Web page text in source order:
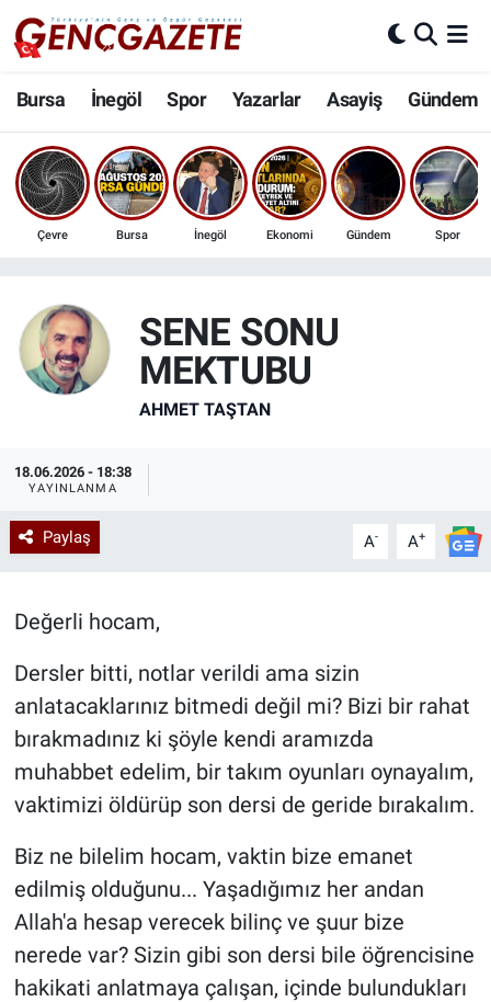
Bursa İnegöl Spor Yazarlar Asayiş Gündem
Çevre Bursa İnegöl Ekonomi Gündem Spor
SENE SONU
MEKTUBU
AHMET TAŞTAN
18.06.2026 - 18:38
YAYINLANMA
Paylaş A- A+
Değerli hocam,
Dersler bitti, notlar verildi ama sizin
anlatacaklarınız bitmedi değil mi? Bizi bir rahat
bırakmadınız ki şöyle kendi aramızda
muhabbet edelim, bir takım oyunları oynayalım,
vaktimizi öldürüp son dersi de geride bırakalım.
Biz ne bilelim hocam, vaktin bize emanet
edilmiş olduğunu... Yaşadığımız her andan
Allah'a hesap verecek bilinç ve şuur bize
nerede var? Sizin gibi son dersi bile öğrencisine
hakikati anlatmaya çalışan, içinde bulundukları
Bursa
İnegöl
3.SAYFA
Eğitim
Ekonomi
İnanç
Kadın & Aile
Siyaset
Teknoloji
Yazarlar
Astroloji-Rüya
Nöbetçi Eczaneler
Hava Durumu
Trafik Durumu
Tüm Manşetler
Son Dakika Haberleri
Haber Arşivi